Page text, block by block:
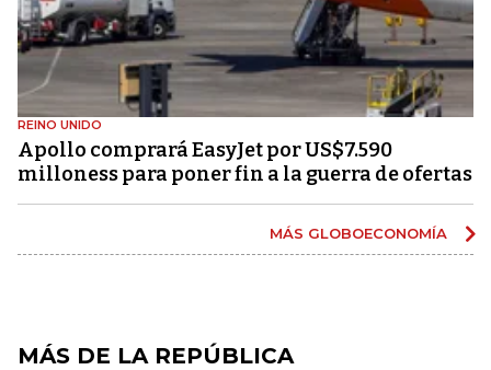
REINO UNIDO
Apollo comprará EasyJet por US$7.590
milloness para poner fin a la guerra de ofertas
MÁS GLOBOECONOMÍA
MÁS DE LA REPÚBLICA